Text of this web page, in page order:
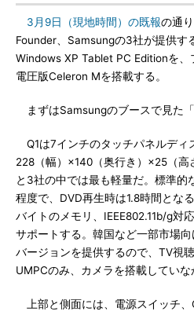
3月9日（現地時間）の既報の通
Founder、Samsungの3社が提供す
Windows XP Tablet PC Editionを
電圧版Celeron Mを搭載する。
まずはSamsungのブースで見た「
Q1は7インチのタッチパネルディ
228（幅）×140（奥行き）×25（高
と3社の中では最も軽量だ。標準的
程度で、DVD再生時は1.8時間とな
バイトのメモリ、IEEE802.11b/g対
サポートする。韓国など一部市場
バージョンを提供するので、TV視
UMPCのみ、カメラを搭載していな
上部と側面には、電源スイッチ